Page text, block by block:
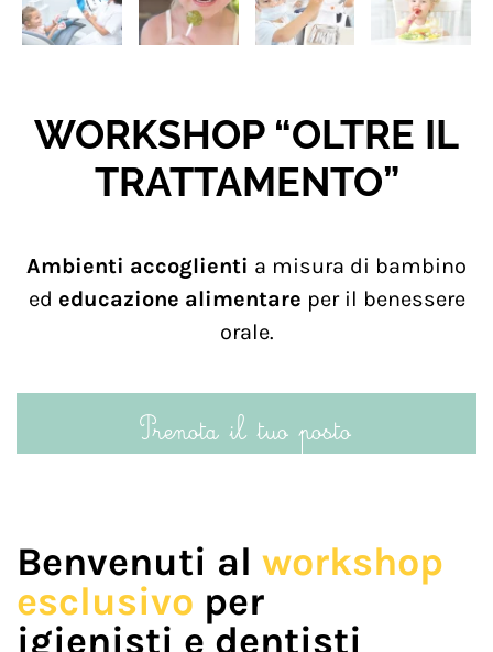
WORKSHOP “OLTRE IL
TRATTAMENTO”
Ambienti accoglienti a misura di bambino
ed educazione alimentare per il benessere
orale.
Prenota il tuo posto
Benvenuti al workshop
esclusivo per
igienisti e dentisti